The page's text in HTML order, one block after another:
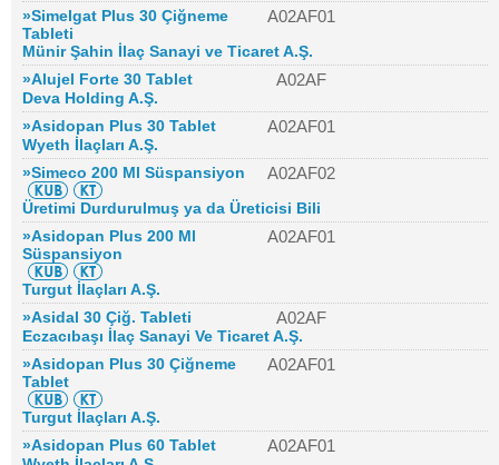
»Simelgat Plus 30 Çiğneme
Tableti
A02AF01
Münir Şahin İlaç Sanayi ve Ticaret A.Ş.
»Alujel Forte 30 Tablet
A02AF
Deva Holding A.Ş.
»Asidopan Plus 30 Tablet
A02AF01
Wyeth İlaçları A.Ş.
»Simeco 200 Ml Süspansiyon
A02AF02
Üretimi Durdurulmuş ya da Üreticisi Bili
»Asidopan Plus 200 Ml
Süspansiyon
A02AF01
Turgut İlaçları A.Ş.
»Asidal 30 Çiğ. Tableti
A02AF
Eczacıbaşı İlaç Sanayi Ve Ticaret A.Ş.
»Asidopan Plus 30 Çiğneme
Tablet
A02AF01
Turgut İlaçları A.Ş.
»Asidopan Plus 60 Tablet
A02AF01